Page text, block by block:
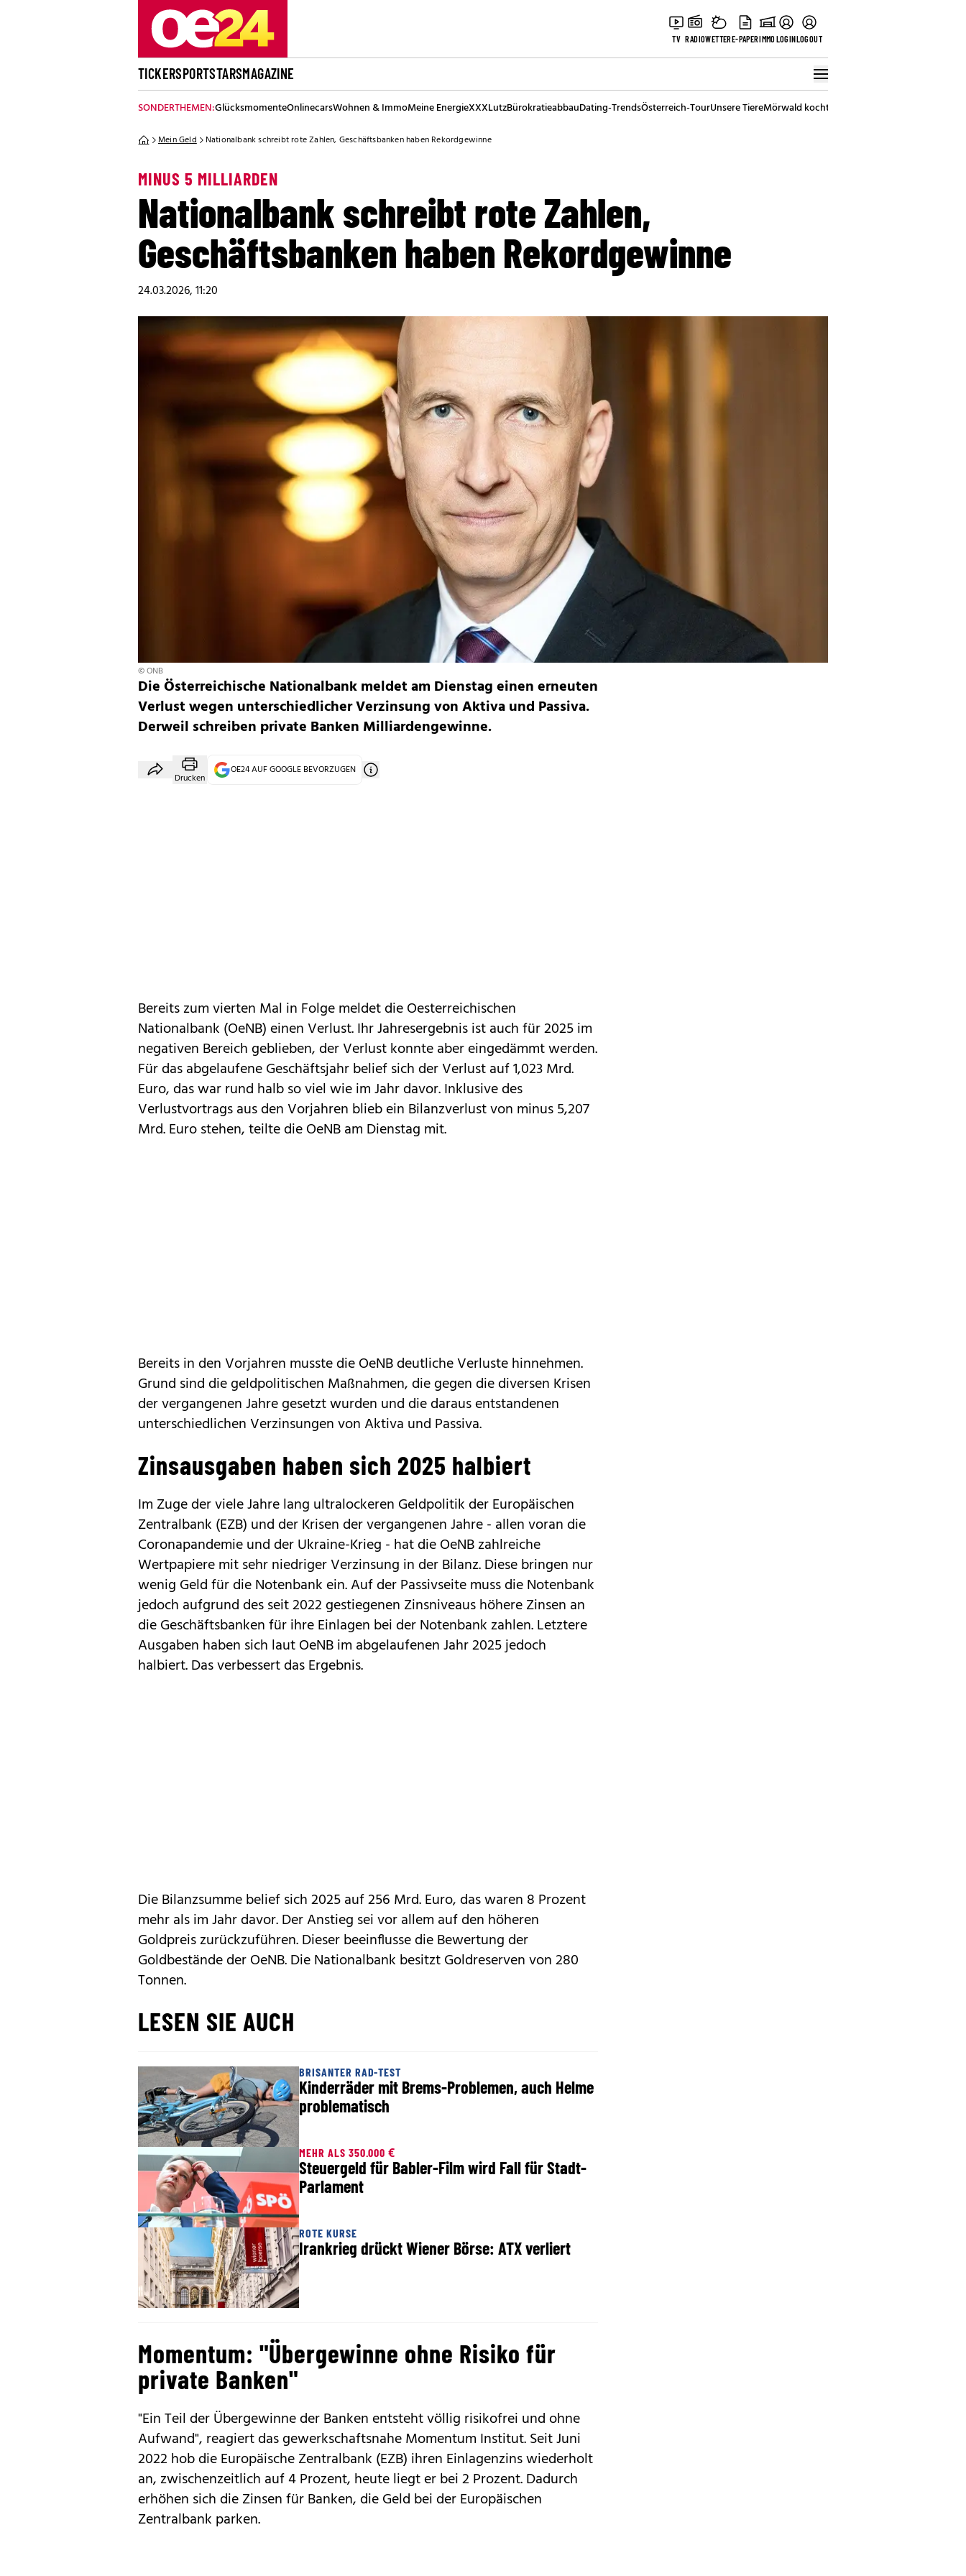
TV RADIOWETTERE-PAPERIMMOLOGINLOGOUT
TICKERSPORTSTARSMAGAZINE
SONDERTHEMEN:GlücksmomenteOnlinecarsWohnen & ImmoMeine EnergieXXXLutzBürokratieabbauDating-TrendsÖsterreich-TourUnsere TiereMörwald kocht
Mein Geld Nationalbank schreibt rote Zahlen, Geschäftsbanken haben Rekordgewinne
MINUS 5 MILLIARDEN
Nationalbank schreibt rote Zahlen,
Geschäftsbanken haben Rekordgewinne
24.03.2026, 11:20
© ONB
Die Österreichische Nationalbank meldet am Dienstag einen erneuten
Verlust wegen unterschiedlicher Verzinsung von Aktiva und Passiva.
Derweil schreiben private Banken Milliardengewinne.
Drucken
OE24 AUF GOOGLE BEVORZUGEN
Bereits zum vierten Mal in Folge meldet die Oesterreichischen
Nationalbank (OeNB) einen Verlust. Ihr Jahresergebnis ist auch für 2025 im
negativen Bereich geblieben, der Verlust konnte aber eingedämmt werden.
Für das abgelaufene Geschäftsjahr belief sich der Verlust auf 1,023 Mrd.
Euro, das war rund halb so viel wie im Jahr davor. Inklusive des
Verlustvortrags aus den Vorjahren blieb ein Bilanzverlust von minus 5,207
Mrd. Euro stehen, teilte die OeNB am Dienstag mit.
Bereits in den Vorjahren musste die OeNB deutliche Verluste hinnehmen.
Grund sind die geldpolitischen Maßnahmen, die gegen die diversen Krisen
der vergangenen Jahre gesetzt wurden und die daraus entstandenen
unterschiedlichen Verzinsungen von Aktiva und Passiva.
Zinsausgaben haben sich 2025 halbiert
Im Zuge der viele Jahre lang ultralockeren Geldpolitik der Europäischen
Zentralbank (EZB) und der Krisen der vergangenen Jahre - allen voran die
Coronapandemie und der Ukraine-Krieg - hat die OeNB zahlreiche
Wertpapiere mit sehr niedriger Verzinsung in der Bilanz. Diese bringen nur
wenig Geld für die Notenbank ein. Auf der Passivseite muss die Notenbank
jedoch aufgrund des seit 2022 gestiegenen Zinsniveaus höhere Zinsen an
die Geschäftsbanken für ihre Einlagen bei der Notenbank zahlen. Letztere
Ausgaben haben sich laut OeNB im abgelaufenen Jahr 2025 jedoch
halbiert. Das verbessert das Ergebnis.
Die Bilanzsumme belief sich 2025 auf 256 Mrd. Euro, das waren 8 Prozent
mehr als im Jahr davor. Der Anstieg sei vor allem auf den höheren
Goldpreis zurückzuführen. Dieser beeinflusse die Bewertung der
Goldbestände der OeNB. Die Nationalbank besitzt Goldreserven von 280
Tonnen.
LESEN SIE AUCH
BRISANTER RAD-TEST
Kinderräder mit Brems-Problemen, auch Helme
problematisch
MEHR ALS 350.000 €
Steuergeld für Babler-Film wird Fall für Stadt-
Parlament
ROTE KURSE
Irankrieg drückt Wiener Börse: ATX verliert
Momentum: "Übergewinne ohne Risiko für
private Banken"
"Ein Teil der Übergewinne der Banken entsteht völlig risikofrei und ohne
Aufwand", reagiert das gewerkschaftsnahe Momentum Institut. Seit Juni
2022 hob die Europäische Zentralbank (EZB) ihren Einlagenzins wiederholt
an, zwischenzeitlich auf 4 Prozent, heute liegt er bei 2 Prozent. Dadurch
erhöhen sich die Zinsen für Banken, die Geld bei der Europäischen
Zentralbank parken.